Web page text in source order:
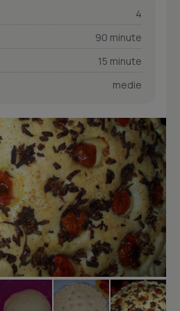
4
90 minute
15 minute
medie